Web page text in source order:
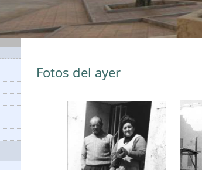
Fotos del ayer